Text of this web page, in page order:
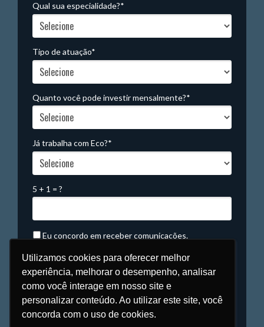
Utilizamos cookies para oferecer melhor
experiência, melhorar o desempenho, analisar
como você interage em nosso site e
personalizar conteúdo. Ao utilizar este site, você
concorda com o uso de cookies.
Utilizamos cookies para oferecer melhor
experiência, melhorar o desempenho, analisar
como você interage em nosso site e
personalizar conteúdo. Ao utilizar este site, você
concorda com o uso de cookies.
Qual sua especialidade?*
Tipo de atuação*
Quanto você pode investir mensalmente?*
Já trabalha com Eco?*
5 + 1 = ?
Eu concordo em receber comunicações.
A ECOPE está comprometida a proteger e respeitar
sua privacidade, seus dados são usados apenas para
fins de marketing. Acesse nossa política para saber
mais (caso tenha política própria).